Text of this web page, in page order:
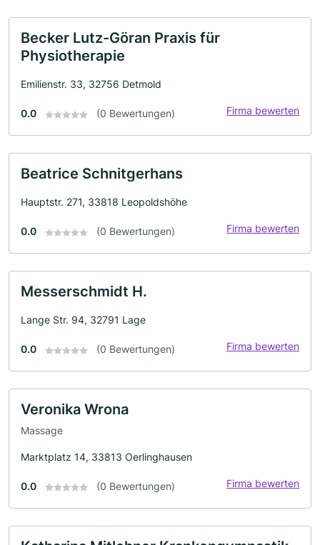
Becker Lutz-Göran Praxis für
Physiotherapie
Emilienstr. 33, 32756 Detmold
0.0 (0 Bewertungen) Firma bewerten
Beatrice Schnitgerhans
Hauptstr. 271, 33818 Leopoldshöhe
0.0 (0 Bewertungen) Firma bewerten
Messerschmidt H.
Lange Str. 94, 32791 Lage
0.0 (0 Bewertungen) Firma bewerten
Veronika Wrona
Massage
Marktplatz 14, 33813 Oerlinghausen
0.0 (0 Bewertungen) Firma bewerten